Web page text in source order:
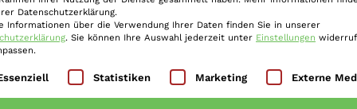
durch Betrugsfälle verursachte
bewegt. Das speziell
über 4.000 Verdachtsfälle –…
Datenschutzerklärung.
Informationen über die Verwendung Ihrer Daten finden Sie in unserer
. Sie können Ihre Auswahl jederzeit unter Einstellungen
eine Liste der Service-Gruppen, für die eine
Statistiken Marketing Externe